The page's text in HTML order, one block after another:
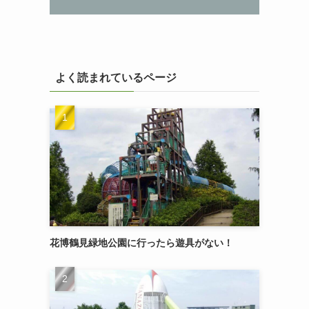
よく読まれているページ
花博鶴見緑地公園に行ったら遊具がない！